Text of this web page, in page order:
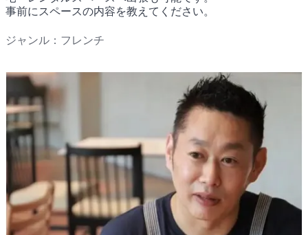
事前にスペースの内容を教えてください。
ジャンル：フレンチ